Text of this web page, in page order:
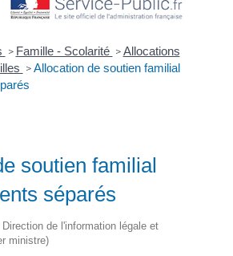
> Famille - Scolarité > Allocations
> Allocation de soutien familial
soutien familial
séparés
de l'information légale et
ministre)